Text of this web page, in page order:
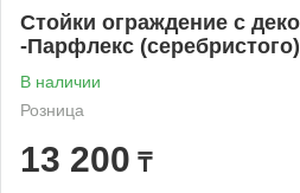
Стойки ограждение с
-Парфлекс (серебристого)
В наличии
Розница
13 200 ₸